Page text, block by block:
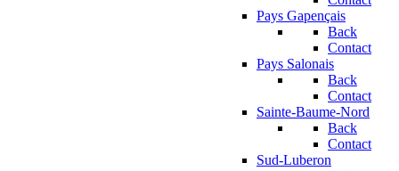
Pays Gapençais
Back
Contact
Pays Salonais
Back
Contact
Sainte-Baume-Nord
Back
Contact
Sud-Luberon